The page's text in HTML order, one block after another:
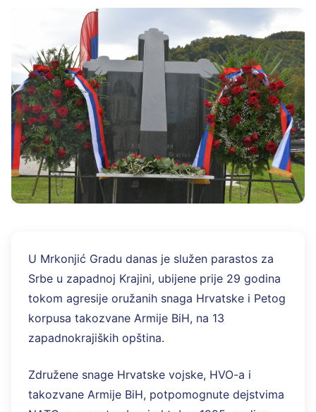
U Mrkonjić Gradu danas je služen parastos za
Srbe u zapadnoj Krajini, ubijene prije 29 godina
tokom agresije oružanih snaga Hrvatske i Petog
korpusa takozvane Armije BiH, na 13
zapadnokrajiških opština.
Združene snage Hrvatske vojske, HVO-a i
takozvane Armije BiH, potpomognute dejstvima